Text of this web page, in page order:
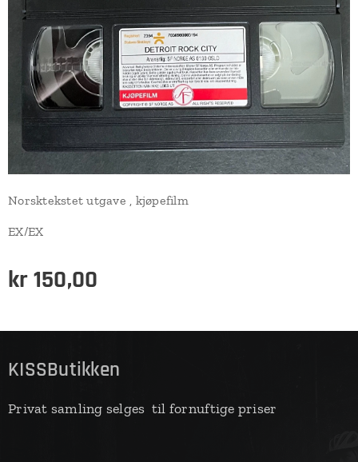
Norsktekstet utgave , kjøpefilm
EX/EX
kr150,00
KISSButikken
Privat samling selges til fornuftige priser